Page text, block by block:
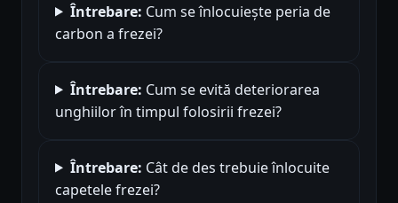
Întrebare: Cum se înlocuiește peria de
carbon a frezei?
Întrebare: Cum se evită deteriorarea
unghiilor în timpul folosirii frezei?
Întrebare: Cât de des trebuie înlocuite
capetele frezei?